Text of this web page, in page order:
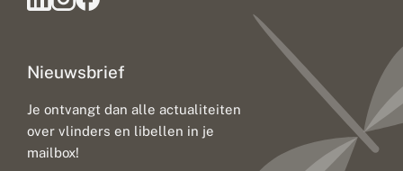
Nieuwsbrief
Je ontvangt dan alle actualiteiten
over vlinders en libellen in je
mailbox!